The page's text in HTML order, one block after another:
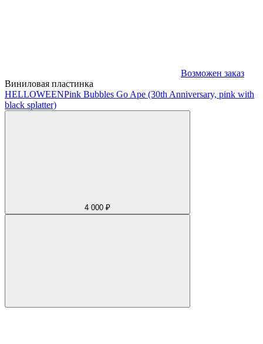
Возможен заказ
Виниловая пластинка
HELLOWEENPink Bubbles Go Ape (30th Anniversary, pink with
black splatter)
4 000 ₽